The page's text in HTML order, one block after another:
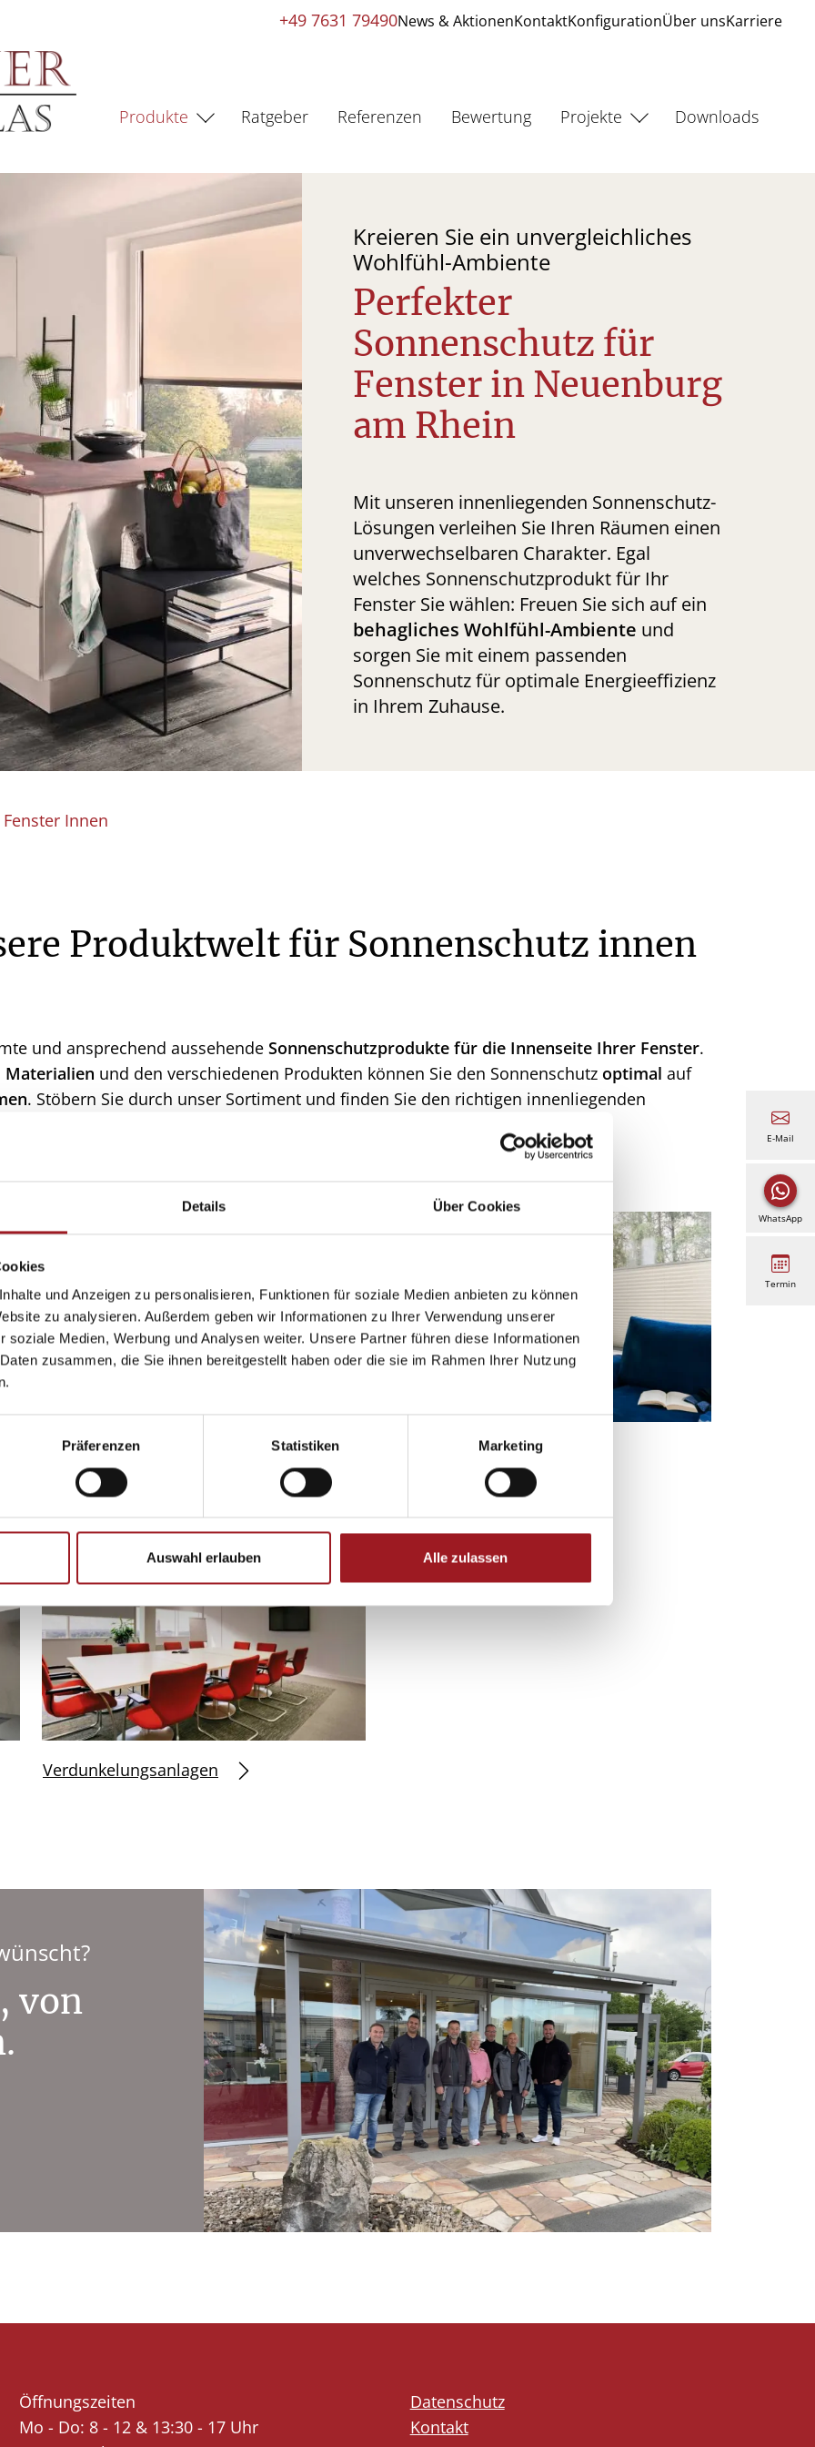
Details Über Cookies
und Anzeigen zu personalisieren, Funktionen für soziale Medien anbieten zu können
zu analysieren. Außerdem geben wir Informationen zu Ihrer Verwendung unserer
soziale Medien, Werbung und Analysen weiter. Unsere Partner führen diese Informationen
zusammen, die Sie ihnen bereitgestellt haben oder die sie im Rahmen Ihrer Nutzung
Präferenzen Statistiken Marketing
Auswahl erlauben Alle zulassen
+49 7631 79490News & AktionenKontaktKonfigurationÜber unsKarriere
Produkte Ratgeber Referenzen Bewertung Projekte Downloads
Innen
Kreieren Sie ein unvergleichliches
Wohlfühl-Ambiente
Perfekter
Sonnenschutz für
Fenster in Neuenburg
am Rhein
Mit unseren innenliegenden Sonnenschutz-
Lösungen verleihen Sie Ihren Räumen einen
unverwechselbaren Charakter. Egal
welches Sonnenschutzprodukt für Ihr
Fenster Sie wählen: Freuen Sie sich auf ein
behagliches Wohlfühl-Ambiente und
sorgen Sie mit einem passenden
Sonnenschutz für optimale Energieeffizienz
in Ihrem Zuhause.
Produktwelt für Sonnenschutz innen
und ansprechend aussehende Sonnenschutzprodukte für die Innenseite Ihrer Fenster.
Materialien und den verschiedenen Produkten können Sie den Sonnenschutz optimal auf
. Stöbern Sie durch unser Sortiment und finden Sie den richtigen innenliegenden
Jalousien
Verdunkelungsanlagen
von
Öffnungszeiten
Mo - Do: 8 - 12 & 13:30 - 17 Uhr
Datenschutz
Kontakt
E-Mail
WhatsApp
Termin